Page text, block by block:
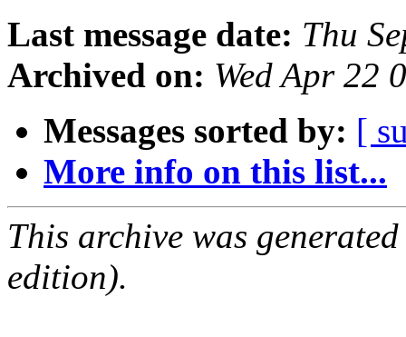
Last message date: Thu
Archived on: Wed Apr 22
Messages sorted by: [
More info on this list...
This archive was
edition).